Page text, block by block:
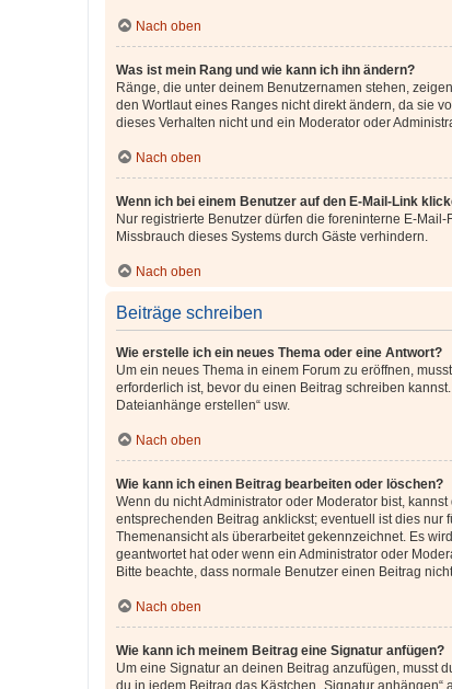
Nach oben
Was ist mein Rang und wie kann ich ihn ändern?
Ränge, die unter deinem Benutzernamen stehen,
den Wortlaut eines Ranges nicht direkt ändern, da sie
dieses Verhalten nicht und ein Moderator oder
Nach oben
Wenn ich bei einem Benutzer auf den E-Mail-Link
Nur registrierte Benutzer dürfen die foreninterne E-
Missbrauch dieses Systems durch Gäste verhindern.
Nach oben
Beiträge schreiben
Wie erstelle ich ein neues Thema oder eine Antwort?
Um ein neues Thema in einem Forum zu eröffnen,
erforderlich ist, bevor du einen Beitrag schreiben
Dateianhänge erstellen“ usw.
Nach oben
Wie kann ich einen Beitrag bearbeiten oder löschen?
Wenn du nicht Administrator oder Moderator bist,
entsprechenden Beitrag anklickst; eventuell ist dies
Themenansicht als überarbeitet gekennzeichnet. Es
geantwortet hat oder wenn ein Administrator oder
Bitte beachte, dass normale Benutzer einen Beitrag
Nach oben
Wie kann ich meinem Beitrag eine Signatur anfügen?
Um eine Signatur an deinen Beitrag anzufügen, musst
du in jedem Beitrag das Kästchen „Signatur